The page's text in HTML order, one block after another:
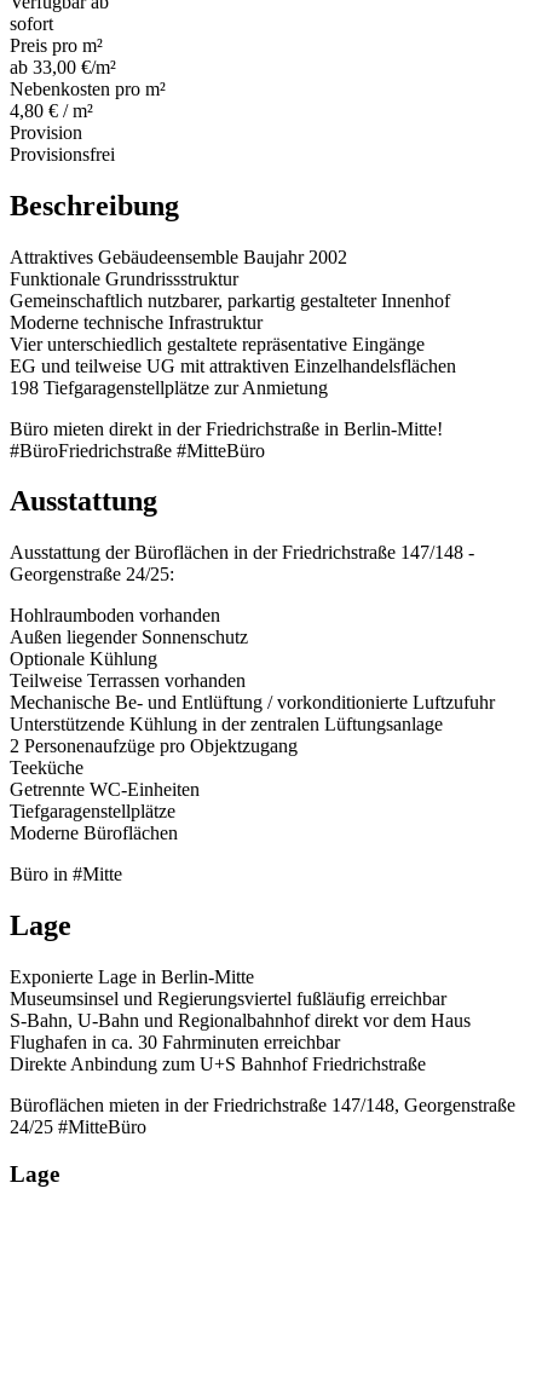
sofort
Preis pro m²
ab 33,00 €/m²
Nebenkosten pro m²
4,80 € / m²
Provision
Provisionsfrei
Beschreibung
Attraktives Gebäudeensemble Baujahr 2002
Funktionale Grundrissstruktur
Gemeinschaftlich nutzbarer, parkartig gestalteter Innenhof
Moderne technische Infrastruktur
Vier unterschiedlich gestaltete repräsentative Eingänge
EG und teilweise UG mit attraktiven Einzelhandelsflächen
198 Tiefgaragenstellplätze zur Anmietung
Büro mieten direkt in der Friedrichstraße in Berlin-Mitte!
#BüroFriedrichstraße #MitteBüro
Ausstattung
Ausstattung der Büroflächen in der Friedrichstraße 147/148 -
Georgenstraße 24/25:
Hohlraumboden vorhanden
Außen liegender Sonnenschutz
Optionale Kühlung
Teilweise Terrassen vorhanden
Mechanische Be- und Entlüftung / vorkonditionierte Luftzufuhr
Unterstützende Kühlung in der zentralen Lüftungsanlage
2 Personenaufzüge pro Objektzugang
Teeküche
Getrennte WC-Einheiten
Tiefgaragenstellplätze
Moderne Büroflächen
Büro in #Mitte
Lage
Exponierte Lage in Berlin-Mitte
Museumsinsel und Regierungsviertel fußläufig erreichbar
S-Bahn, U-Bahn und Regionalbahnhof direkt vor dem Haus
Flughafen in ca. 30 Fahrminuten erreichbar
Direkte Anbindung zum U+S Bahnhof Friedrichstraße
Büroflächen mieten in der Friedrichstraße 147/148, Georgenstraße
24/25 #MitteBüro
Lage